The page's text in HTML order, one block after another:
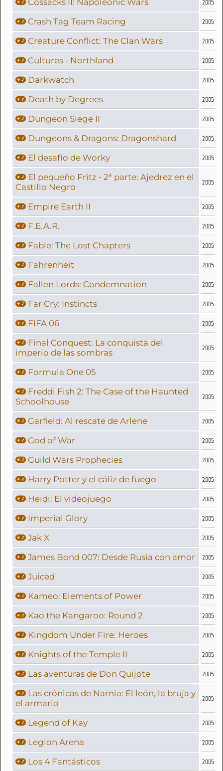
2005
Crash Tag Team Racing 2005
Creature Conflict: The Clan Wars 2005
Cultures - Northland 2005
Darkwatch 2005
Death by Degrees 2005
Dungeon Siege II 2005
Dungeons & Dragons: Dragonshard 2005
El desafío de Worky 2005
El pequeño Fritz - 2ª parte: Ajedrez en el
Castillo Negro
2005
Empire Earth II 2005
F.E.A.R. 2005
Fable: The Lost Chapters 2005
Fahrenheit 2005
Fallen Lords: Condemnation 2005
Far Cry: Instincts 2005
FIFA 06 2005
Final Conquest: La conquista del
imperio de las sombras
2005
Formula One 05 2005
Freddi Fish 2: The Case of the Haunted
Schoolhouse
2005
Garfield: Al rescate de Arlene 2005
God of War 2005
Guild Wars Prophecies 2005
Harry Potter y el cáliz de fuego 2005
Heidi: El videojuego 2005
Imperial Glory 2005
Jak X 2005
James Bond 007: Desde Rusia con amor 2005
Juiced 2005
Kameo: Elements of Power 2005
Kao the Kangaroo: Round 2 2005
Kingdom Under Fire: Heroes 2005
Knights of the Temple II 2005
Las aventuras de Don Quijote 2005
Las crónicas de Narnia: El león, la bruja y
el armario
2005
Legend of Kay 2005
Legion Arena 2005
Los 4 Fantásticos 2005